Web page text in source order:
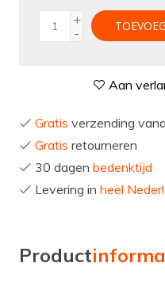
+
-
Aan
Gratis verzending
Gratis retourneren
30 dagen bedenktijd
Levering in heel
Product